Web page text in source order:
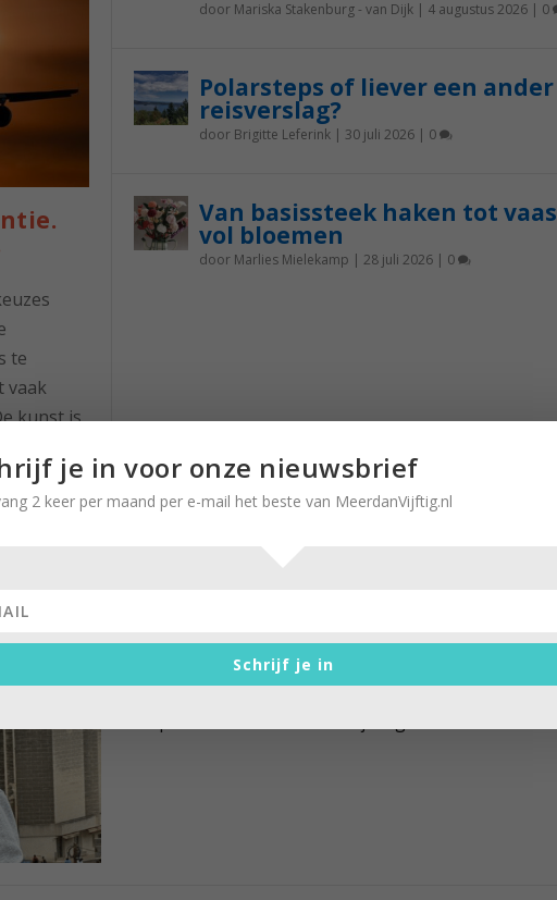
te
vaak
kunst is
het
lang
door Mariska Stakenburg - van Dijk| 4 augustus 2026| 0
Polarsteps of liever een ander
reisverslag?
door Brigitte Leferink| 30 juli 2026| 0
Van basissteek haken tot vaas
vol bloemen
door Marlies Mielekamp | 28 juli 2026| 0
Marlies Mielekamp|25 februari 2025
Al op 57-jarige leeftijd kreeg Luc de Bont (64) moeite
je in voor onze nieuwsbrief
2 keer per maand per e-mail het beste van MeerdanVijftig.nl
Schrijf je in